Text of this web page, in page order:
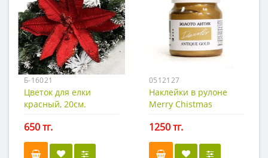
Б-16021
Цветок для елки
красный, 20см.
650 тг.
0512127
Наклейки в рулоне
Merry Chistmas
1250 тг.